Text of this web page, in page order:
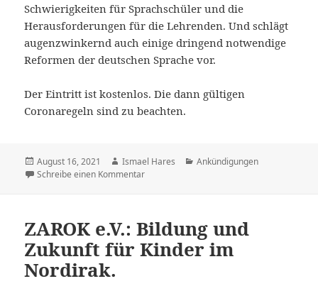
Schwierigkeiten für Sprachschüler und die
Herausforderungen für die Lehrenden. Und schlägt
augenzwinkernd auch einige dringend notwendige
Reformen der deutschen Sprache vor.
Der Eintritt ist kostenlos. Die dann gültigen
Coronaregeln sind zu beachten.
Veröffentlicht
am
August 16, 2021 Autor
Ismael Hares Kategorien
Ankündigungen
Schreibe einen Kommentarzu Lesung mit Birgit Hummler am
ZAROK e.V.: Bildung und
Zukunft für Kinder im
Nordirak.